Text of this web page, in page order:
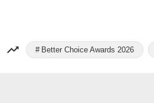
Better Choice Awards 2026